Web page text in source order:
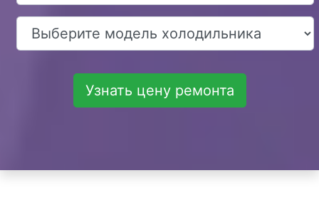
Узнать цену ремонта